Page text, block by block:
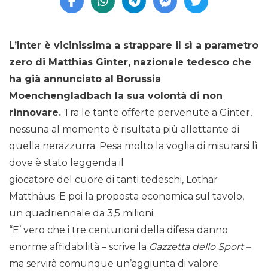
L’Inter è vicinissima a strappare il sì a parametro
zero di Matthias Ginter, nazionale tedesco che
ha già annunciato al Borussia
Moenchengladbach la sua volontà di non
rinnovare. Tra le tante offerte pervenute a Ginter,
nessuna al momento è risultata più allettante di
quella nerazzurra. Pesa molto la voglia di misurarsi lì
dove è stato leggenda il
giocatore del cuore di tanti tedeschi, Lothar
Matthäus. E poi la proposta economica sul tavolo,
un quadriennale da 3,5 milioni.
“E’ vero che i tre centurioni della difesa danno
enorme affidabilità – scrive la Gazzetta dello Sport –
ma servirà comunque un’aggiunta di valore